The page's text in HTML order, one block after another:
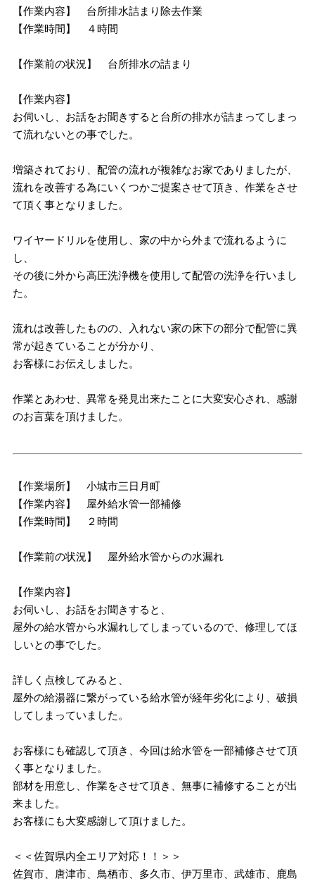
【作業内容】 台所排水詰まり除去作業
【作業時間】 ４時間
【作業前の状況】 台所排水の詰まり
【作業内容】
お伺いし、お話をお聞きすると台所の排水が詰まってしまっ
て流れないとの事でした。
増築されており、配管の流れが複雑なお家でありましたが、
流れを改善する為にいくつかご提案させて頂き、作業をさせ
て頂く事となりました。
ワイヤードリルを使用し、家の中から外まで流れるように
し、
その後に外から高圧洗浄機を使用して配管の洗浄を行いまし
た。
流れは改善したものの、入れない家の床下の部分で配管に異
常が起きていることが分かり、
お客様にお伝えしました。
作業とあわせ、異常を発見出来たことに大変安心され、感謝
のお言葉を頂けました。
【作業場所】 小城市三日月町
【作業内容】 屋外給水管一部補修
【作業時間】 ２時間
【作業前の状況】 屋外給水管からの水漏れ
【作業内容】
お伺いし、お話をお聞きすると、
屋外の給水管から水漏れしてしまっているので、修理してほ
しいとの事でした。
詳しく点検してみると、
屋外の給湯器に繋がっている給水管が経年劣化により、破損
してしまっていました。
お客様にも確認して頂き、今回は給水管を一部補修させて頂
く事となりました。
部材を用意し、作業をさせて頂き、無事に補修することが出
来ました。
お客様にも大変感謝して頂けました。
＜＜佐賀県内全エリア対応！！＞＞
佐賀市、唐津市、鳥栖市、多久市、伊万里市、武雄市、鹿島